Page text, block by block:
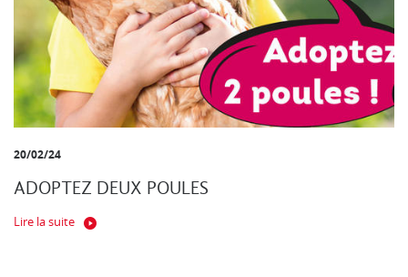
20/02/24
ADOPTEZ DEUX POULES
Lire la suite